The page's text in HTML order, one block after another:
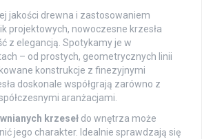
jakości drewna i zastosowaniem
projektowych, nowoczesne krzesła
z elegancją. Spotykamy je w
– od prostych, geometrycznych linii
konstrukcje z finezyjnymi
doskonale współgrają zarówno z
aranżacjami.
krzeseł do wnętrza może
jego charakter. Idealnie sprawdzają się